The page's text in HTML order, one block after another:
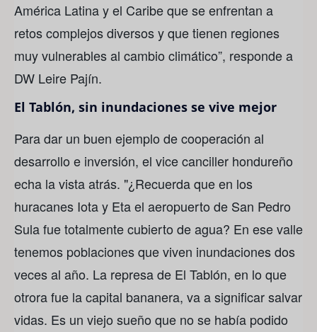
América Latina y el Caribe que se enfrentan a
retos complejos diversos y que tienen regiones
muy vulnerables al cambio climático”, responde a
DW Leire Pajín.
El Tablón, sin inundaciones se vive mejor
Para dar un buen ejemplo de cooperación al
desarrollo e inversión, el vice canciller hondureño
echa la vista atrás. "¿Recuerda que en los
huracanes Iota y Eta el aeropuerto de San Pedro
Sula fue totalmente cubierto de agua? En ese valle
tenemos poblaciones que viven inundaciones dos
veces al año. La represa de El Tablón, en lo que
otrora fue la capital bananera, va a significar salvar
vidas. Es un viejo sueño que no se había podido